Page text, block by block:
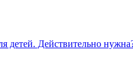
детей. Действительно